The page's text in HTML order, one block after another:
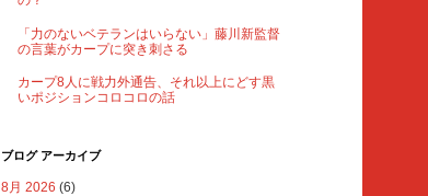
「力のないベテランはいらない」藤川新監督
の言葉がカープに突き刺さる
カープ8人に戦力外通告、それ以上にどす黒
いポジションコロコロの話
ブログ アーカイブ
8月 2026 (6)